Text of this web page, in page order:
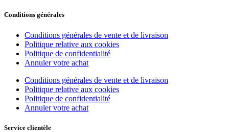
Conditions générales
Conditions générales de vente et de livraison
Politique relative aux cookies
Politique de confidentialité
Annuler votre achat
Conditions générales de vente et de livraison
Politique relative aux cookies
Politique de confidentialité
Annuler votre achat
Service clientèle